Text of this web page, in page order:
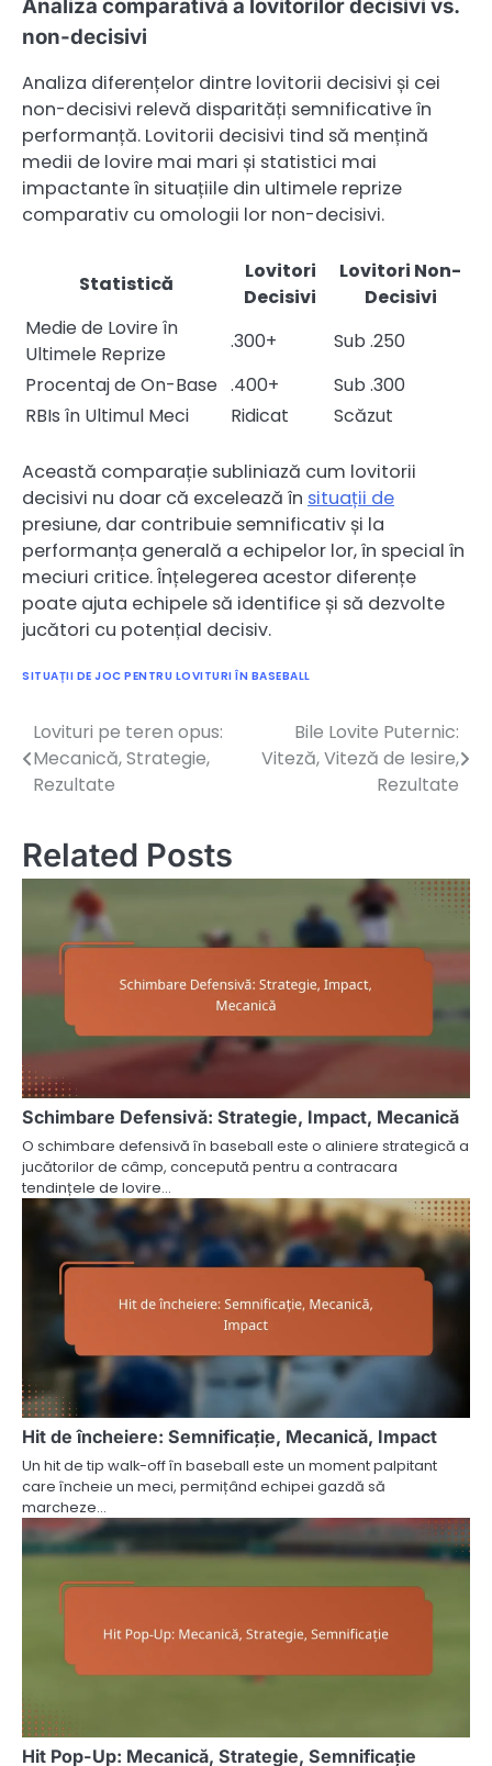
Analiza comparativă a lovitorilor decisivi vs.
non-decisivi
Analiza diferențelor dintre lovitorii decisivi și cei
non-decisivi relevă disparități semnificative în
performanță. Lovitorii decisivi tind să mențină
medii de lovire mai mari și statistici mai
impactante în situațiile din ultimele reprize
comparativ cu omologii lor non-decisivi.
Statistică
Lovitori
Decisivi
Lovitori Non-
Decisivi
Medie de Lovire în
Ultimele Reprize
.300+
Sub .250
Procentaj de On-Base .400+
Sub .300
RBIs în Ultimul Meci
Ridicat Scăzut
Această comparație subliniază cum lovitorii
decisivi nu doar că excelează în situații de
presiune, dar contribuie semnificativ și la
performanța generală a echipelor lor, în special în
meciuri critice. Înțelegerea acestor diferențe
poate ajuta echipele să identifice și să dezvolte
jucători cu potențial decisiv.
SITUAȚII DE JOC PENTRU LOVITURI ÎN BASEBALL
Post
navigation
Lovituri pe teren opus:
Mecanică, Strategie,
Rezultate
Bile Lovite Puternic:
Viteză, Viteză de Iesire,
Rezultate
Related Posts
Schimbare Defensivă: Strategie, Impact, Mecanică
O schimbare defensivă în baseball este o aliniere strategică a
jucătorilor de câmp, concepută pentru a contracara
tendințele de lovire…
Hit de încheiere: Semnificație, Mecanică, Impact
Un hit de tip walk-off în baseball este un moment palpitant
care încheie un meci, permițând echipei gazdă să
marcheze…
Hit Pop-Up: Mecanică, Strategie, Semnificație